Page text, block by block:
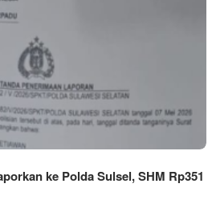
ke Polda Sulsel, SHM Rp351